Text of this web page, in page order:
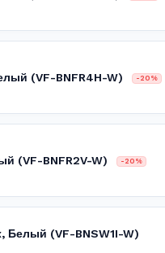
(VF-BNFR4H-W) -20%
(VF-BNFR2V-W) -20%
Белый (VF-BNSW1I-W)